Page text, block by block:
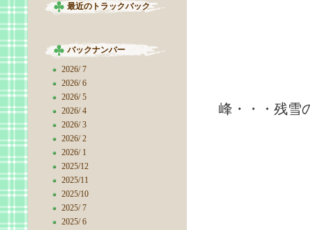
最近のトラックバック
バックナンバー
2026/ 7
2026/ 6
2026/ 5
2026/ 4
2026/ 3
2026/ 2
2026/ 1
2025/12
2025/11
2025/10
2025/ 7
2025/ 6
峰・・・残雪